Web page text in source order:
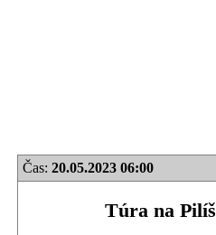
Čas: 20.05.2023 06:00
Túra na Pilíš